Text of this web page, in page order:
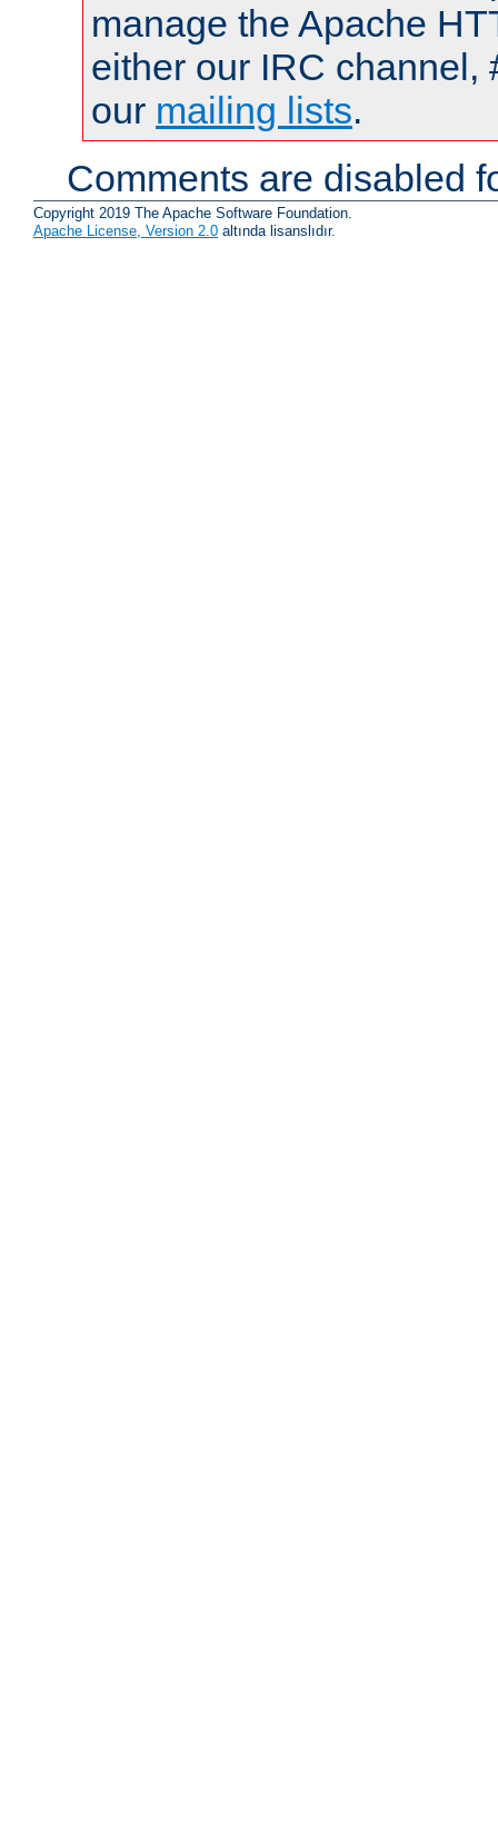
manage the Apache
either our IRC channel,
our mailing lists.
Comments are disabled
Copyright 2019 The Apache Software Foundation.
Apache License, Version 2.0 altında lisanslıdır.